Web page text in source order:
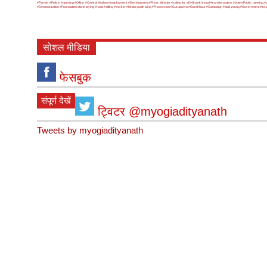
#Farmer #Police #opening #Office #Central #Indian #employment #Development #Prime Minister #safety for all #Shankhnaad #transformation #Vote #Public meeting
#Demonstration#Foundation stone laying#road#sitting#worker#hindu youth wing#Procession#Guruparva#Gorakhpur#Campaign#add young#Government
सोशल मीडिया
फेसबुक
संपूर्ण देखें
ट्विटर @myogiadityanath
Tweets by myogiadityanath